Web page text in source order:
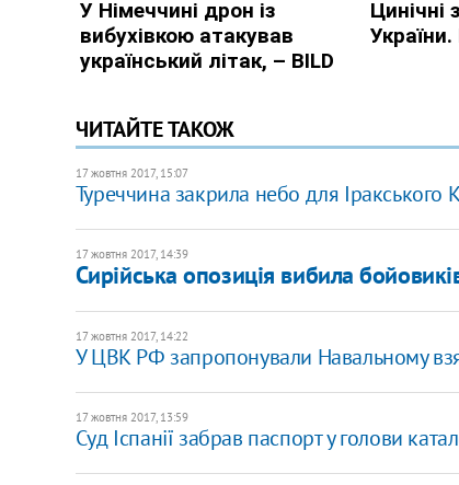
ЧИТАЙТЕ ТАКОЖ
17 жовтня 2017, 15:07
Туреччина закрила небо для Іракського
17 жовтня 2017, 14:39
Сирійська опозиція вибила
17 жовтня 2017, 14:22
У ЦВК РФ запропонували Навальному
17 жовтня 2017, 13:59
Суд Іспанії забрав паспорт у голови